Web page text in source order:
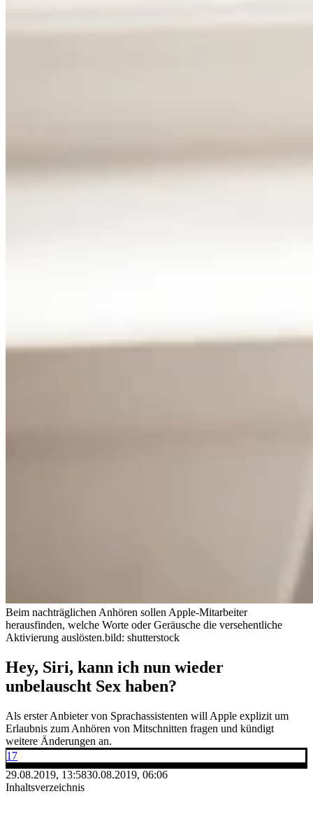
Beim nachträglichen Anhören sollen Apple-Mitarbeiter
herausfinden, welche Worte oder Geräusche die versehentliche
Aktivierung auslösten.bild: shutterstock
Hey, Siri, kann ich nun wieder
unbelauscht Sex haben?
Als erster Anbieter von Sprachassistenten will Apple explizit um
Erlaubnis zum Anhören von Mitschnitten fragen und kündigt
weitere Änderungen an.
17
29.08.2019, 13:5830.08.2019, 06:06
Inhaltsverzeichnis